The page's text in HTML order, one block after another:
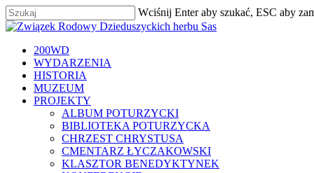
Skip
to
content
Wciśnij Enter aby szukać, ESC aby
Zamknij
szukaj
Menu
200WD
WYDARZENIA
HISTORIA
MUZEUM
PROJEKTY
ALBUM POTURZYCKI
BIBLIOTEKA POTURZYCKA
CHRZEST CHRYSTUSA
CMENTARZ ŁYCZAKOWSKI
KLASZTOR BENEDYKTYNEK